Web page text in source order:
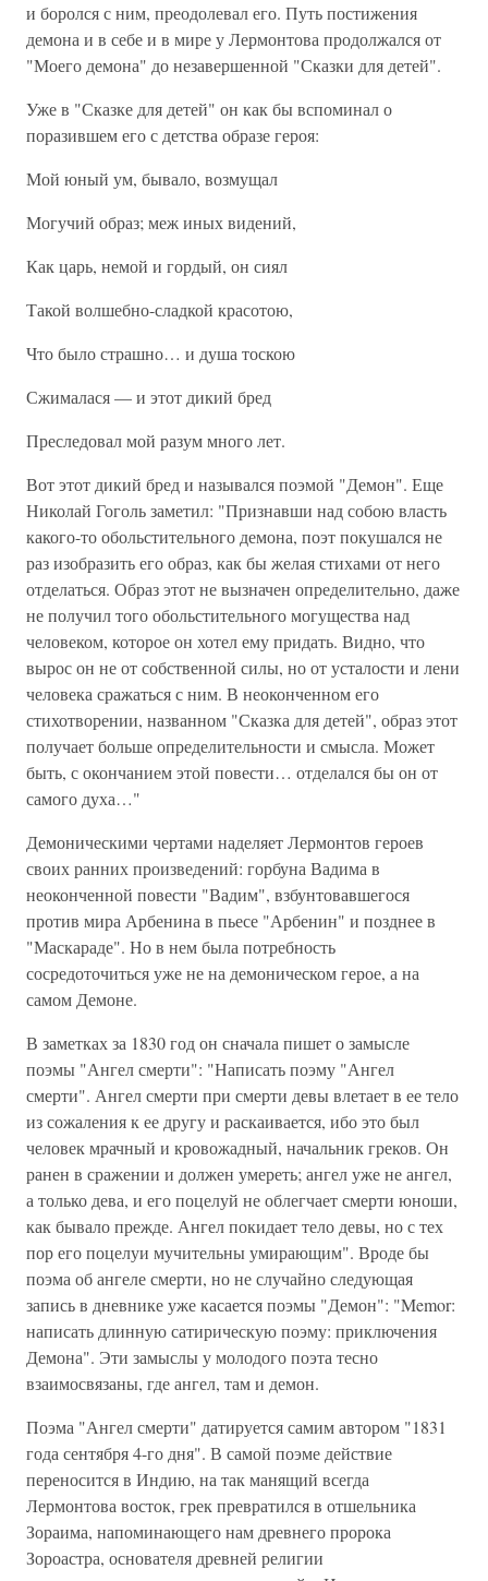
и боролся с ним, преодолевал его. Путь постижения
демона и в себе и в мире у Лермонтова продолжался от
"Моего демона" до незавершенной "Сказки для детей".
Уже в "Сказке для детей" он как бы вспоминал о
поразившем его с детства образе героя:
Мой юный ум, бывало, возмущал
Могучий образ; меж иных видений,
Как царь, немой и гордый, он сиял
Такой волшебно-сладкой красотою,
Что было страшно… и душа тоскою
Сжималася — и этот дикий бред
Преследовал мой разум много лет.
Вот этот дикий бред и назывался поэмой "Демон". Еще
Николай Гоголь заметил: "Признавши над собою власть
какого-то обольстительного демона, поэт покушался не
раз изобразить его образ, как бы желая стихами от него
отделаться. Образ этот не вызначен определительно, даже
не получил того обольстительного могущества над
человеком, которое он хотел ему придать. Видно, что
вырос он не от собственной силы, но от усталости и лени
человека сражаться с ним. В неоконченном его
стихотворении, названном "Сказка для детей", образ этот
получает больше определительности и смысла. Может
быть, с окончанием этой повести… отделался бы он от
самого духа…"
Демоническими чертами наделяет Лермонтов героев
своих ранних произведений: горбуна Вадима в
неоконченной повести "Вадим", взбунтовавшегося
против мира Арбенина в пьесе "Арбенин" и позднее в
"Маскараде". Но в нем была потребность
сосредоточиться уже не на демоническом герое, а на
самом Демоне.
В заметках за 1830 год он сначала пишет о замысле
поэмы "Ангел смерти": "Написать поэму "Ангел
смерти". Ангел смерти при смерти девы влетает в ее тело
из сожаления к ее другу и раскаивается, ибо это был
человек мрачный и кровожадный, начальник греков. Он
ранен в сражении и должен умереть; ангел уже не ангел,
а только дева, и его поцелуй не облегчает смерти юноши,
как бывало прежде. Ангел покидает тело девы, но с тех
пор его поцелуи мучительны умирающим". Вроде бы
поэма об ангеле смерти, но не случайно следующая
запись в дневнике уже касается поэмы "Демон": "Memor:
написать длинную сатирическую поэму: приключения
Демона". Эти замыслы у молодого поэта тесно
взаимосвязаны, где ангел, там и демон.
Поэма "Ангел смерти" датируется самим автором "1831
года сентября 4-го дня". В самой поэме действие
переносится в Индию, на так манящий всегда
Лермонтова восток, грек превратился в отшельника
Зораима, напоминающего нам древнего пророка
Зороастра, основателя древней религии